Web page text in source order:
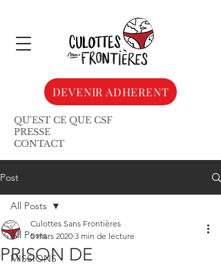
QU'EST CE QUE CSF
PRESSE
CONTACT
DEVENIR ADHERENT
Post
All Posts
MISSIONS
All Posts
PRISON DE
Culottes Sans Frontières
5 mars 2020 3 min de lecture